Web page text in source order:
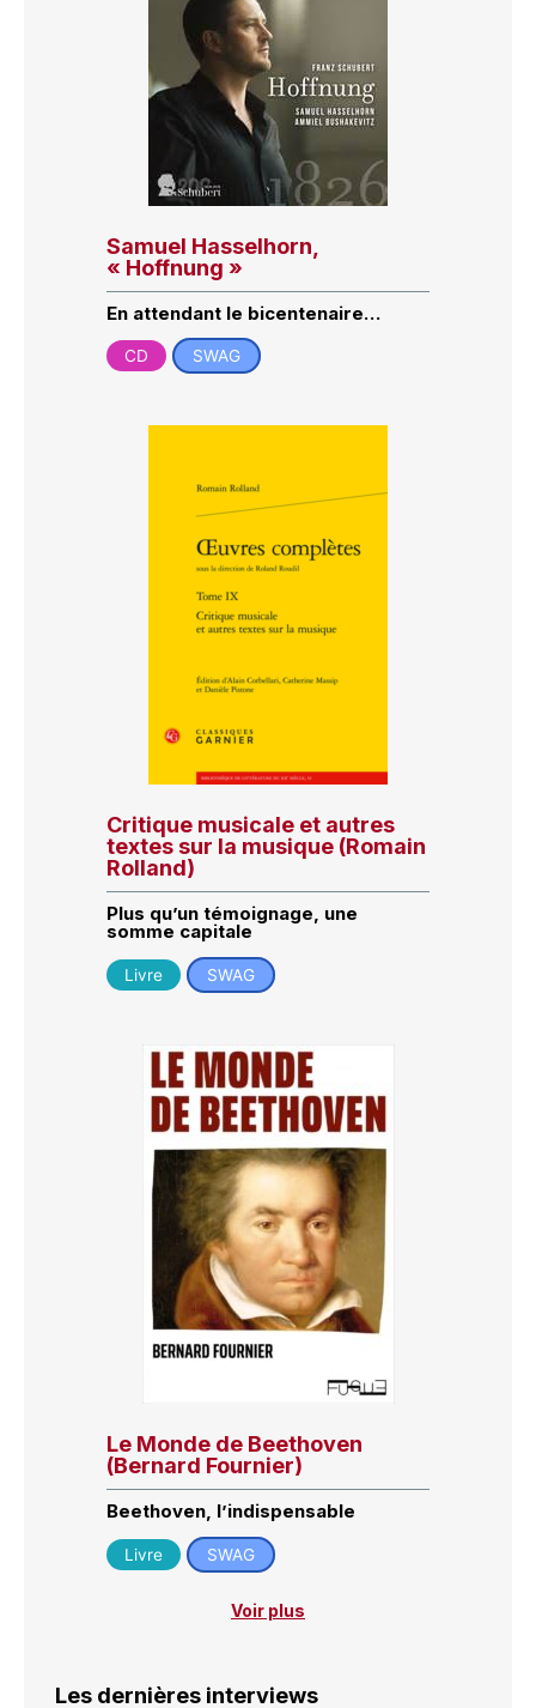
Samuel Hasselhorn,
« Hoffnung »
En attendant le bicentenaire…
CD SWAG
Critique musicale et autres
textes sur la musique (Romain
Rolland)
Plus qu’un témoignage, une
somme capitale
Livre SWAG
Le Monde de Beethoven
(Bernard Fournier)
Beethoven, l’indispensable
Livre SWAG
Voir plus
Les dernières interviews